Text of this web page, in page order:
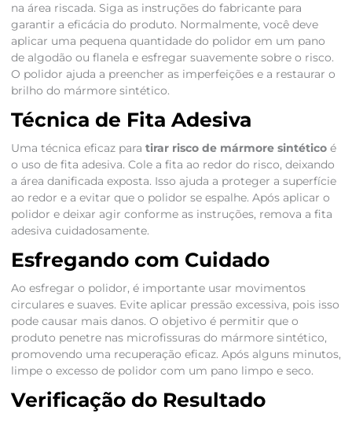
na área riscada. Siga as instruções do fabricante para
garantir a eficácia do produto. Normalmente, você deve
aplicar uma pequena quantidade do polidor em um pano
de algodão ou flanela e esfregar suavemente sobre o risco.
O polidor ajuda a preencher as imperfeições e a restaurar o
brilho do mármore sintético.
Técnica de Fita Adesiva
Uma técnica eficaz para tirar risco de mármore sintéticoé
o uso de fita adesiva. Cole a fita ao redor do risco, deixando
a área danificada exposta. Isso ajuda a proteger a superfície
ao redor e a evitar que o polidor se espalhe. Após aplicar o
polidor e deixar agir conforme as instruções, remova a fita
adesiva cuidadosamente.
Esfregando com Cuidado
Ao esfregar o polidor, é importante usar movimentos
circulares e suaves. Evite aplicar pressão excessiva, pois isso
pode causar mais danos. O objetivo é permitir que o
produto penetre nas microfissuras do mármore sintético,
promovendo uma recuperação eficaz. Após alguns minutos,
limpe o excesso de polidor com um pano limpo e seco.
Verificação do Resultado